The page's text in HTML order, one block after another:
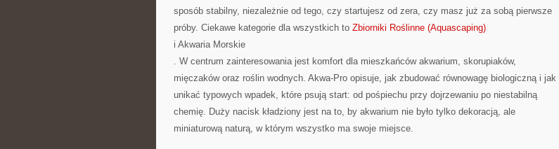
sposób stabilny, niezależnie od tego, czy startujesz od zera, czy masz już za sobą pierwsze
próby. Ciekawe kategorie dla wszystkich to Zbiorniki Roślinne (Aquascaping)
i Akwaria Morskie
. W centrum zainteresowania jest komfort dla mieszkańców akwarium, skorupiaków,
mięczaków oraz roślin wodnych. Akwa-Pro opisuje, jak zbudować równowagę biologiczną i jak
unikać typowych wpadek, które psują start: od pośpiechu przy dojrzewaniu po niestabilną
chemię. Duży nacisk kładziony jest na to, by akwarium nie było tylko dekoracją, ale
miniaturową naturą, w którym wszystko ma swoje miejsce.